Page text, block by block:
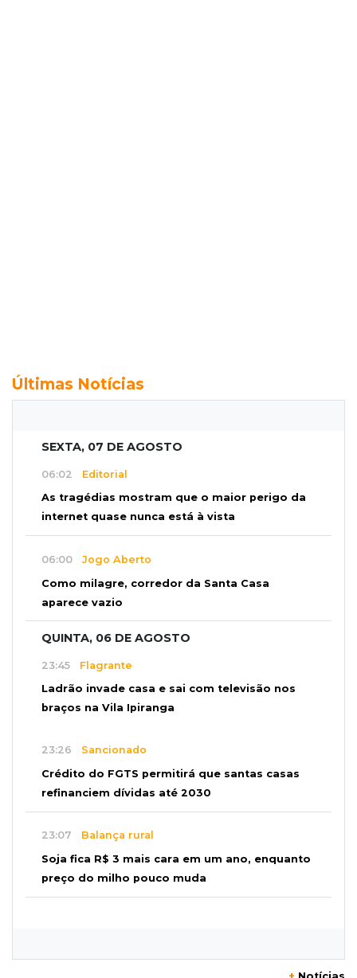
Últimas Notícias
SEXTA, 07 DE AGOSTO
06:02 Editorial
As tragédias mostram que o maior perigo da
internet quase nunca está à vista
06:00 Jogo Aberto
Como milagre, corredor da Santa Casa
aparece vazio
QUINTA, 06 DE AGOSTO
23:45 Flagrante
Ladrão invade casa e sai com televisão nos
braços na Vila Ipiranga
23:26 Sancionado
Crédito do FGTS permitirá que santas casas
refinanciem dívidas até 2030
23:07 Balança rural
Soja fica R$ 3 mais cara em um ano, enquanto
preço do milho pouco muda
na Mega-Sena